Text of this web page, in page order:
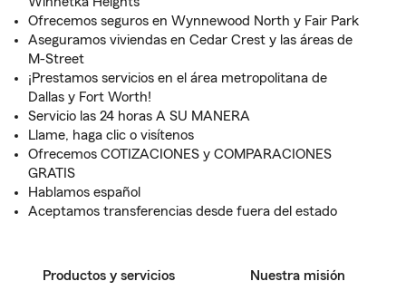
Ofrecemos seguros en Wynnewood North y Fair Park
Aseguramos viviendas en Cedar Crest y las áreas de
M-Street
¡Prestamos servicios en el área metropolitana de
Dallas y Fort Worth!
Servicio las 24 horas A SU MANERA
Llame, haga clic o visítenos
Ofrecemos COTIZACIONES y COMPARACIONES
GRATIS
Hablamos español
Aceptamos transferencias desde fuera del estado
Productos y servicios Nuestra misión